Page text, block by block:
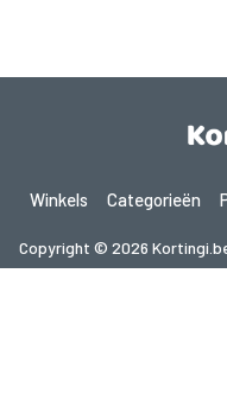
Winkels Categorieën
Copyright © 2026
2026. Alle